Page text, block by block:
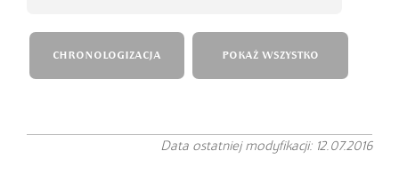
CHRONOLOGIZACJA POKAŻ WSZYSTKO
Data ostatniej modyfikacji: 12.07.2016